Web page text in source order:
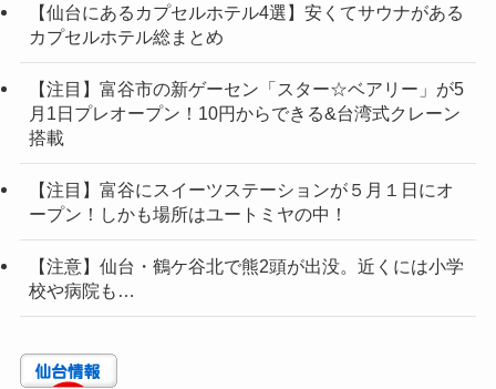
【仙台にあるカプセルホテル4選】安くてサウナがある
カプセルホテル総まとめ
【注目】富谷市の新ゲーセン「スター☆ベアリー」が5
月1日プレオープン！10円からできる&台湾式クレーン
搭載
【注目】富谷にスイーツステーションが５月１日にオ
ープン！しかも場所はユートミヤの中！
【注意】仙台・鶴ケ谷北で熊2頭が出没。近くには小学
校や病院も…